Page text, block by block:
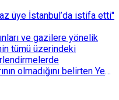
üye İstanbul’da istifa etti"
ve gazilere yönelik
tümü üzerindeki
olmadığını belirten Yeni
teklifin ne getirdiğinin
gerektiğini söyledi.